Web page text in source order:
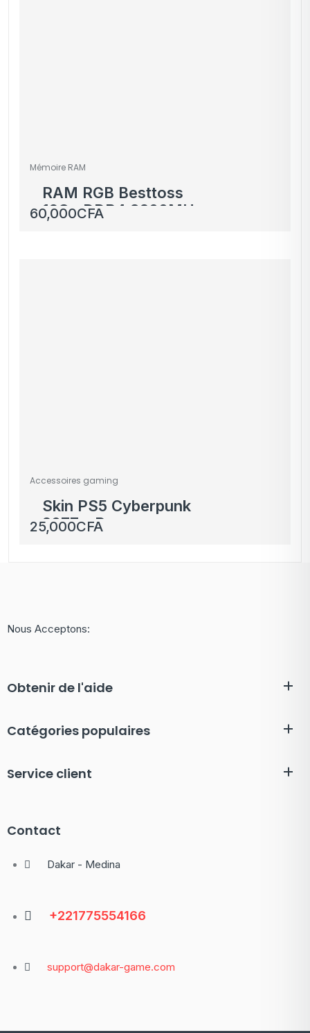
Mémoire RAM
RAM RGB Besttoss
16Go DDR4 3200MHz –
Blanc – Effet Arc-en-
60,000CFA
Accessoires gaming
Skin PS5 Cyberpunk
2077 – Personnages et
Voiture – Coques
25,000CFA
Nous Acceptons:
Obtenir de l'aide
Catégories populaires
Service client
Contact
Dakar - Medina
+221775554166
support@dakar-game.com